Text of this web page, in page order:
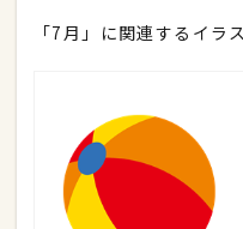
「7月」に関連するイラ